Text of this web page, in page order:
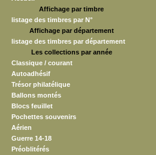
Affichage par timbre
listage des timbres par N°
Affichage par département
listage des timbres par département
Les collections par année
Classique / courant
Autoadhésif
Trésor philatélique
Ballons montés
Blocs feuillet
Pochettes souvenirs
Aérien
Guerre 14-18
Préoblitérés